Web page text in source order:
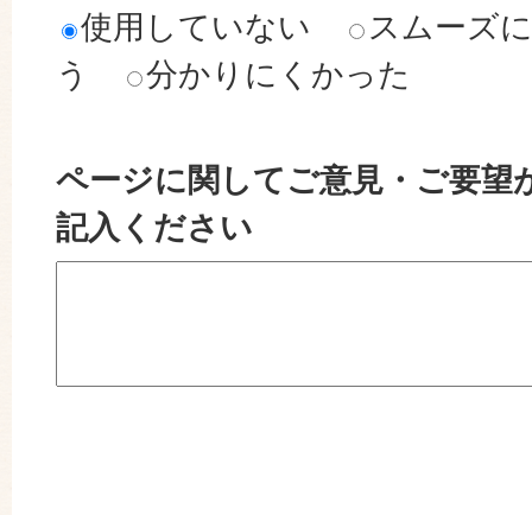
使用していない
スムーズ
う
分かりにくかった
ページに関してご意見・ご要望
記入ください